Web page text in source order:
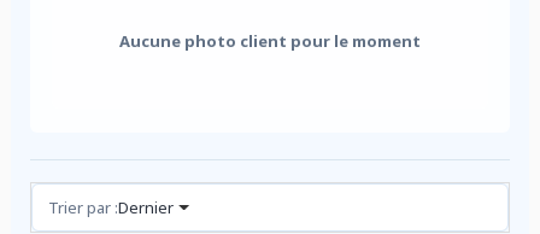
Aucune photo client pour le moment
Avis (0)
Trier par :Dernier